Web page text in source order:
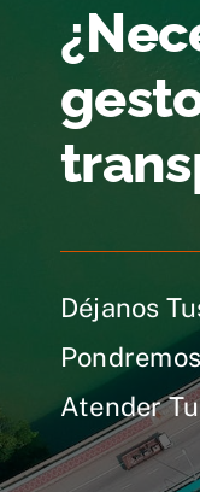
Déjanos
Atender